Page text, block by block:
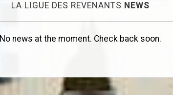
LA LIGUE DES REVENANTS NEWS
No news at the moment. Check back soon.